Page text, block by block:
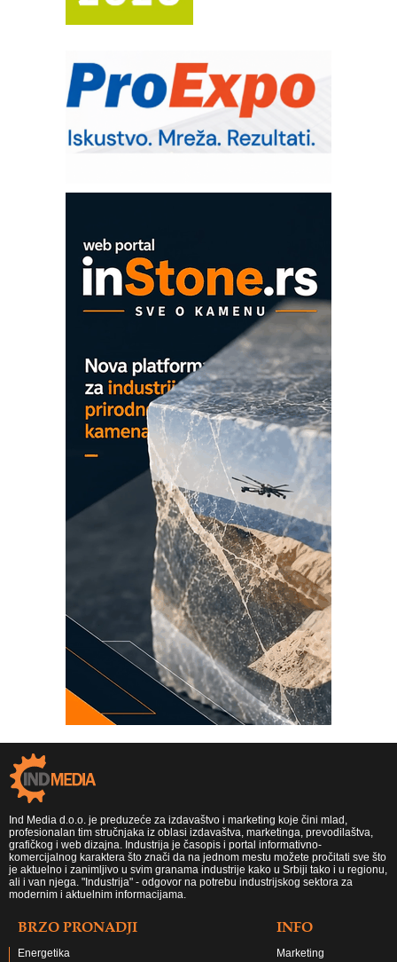
IB BLUMENAUER - više od 40 godina
poverenja u industriji
– Pametna signalizacija za efikasnije
upravljanje mašinama
Sigurnije ispitivanje transformatora u
solarnim elektranama i vetroparkovima
Pranje točkova na gradilištu- standard
Proizvodnja iC7 Hybrid 1500 VDC
COMBYPACK
EVOKS Maintenance Management
ROSA i SCHUNK podižu proizvodnju
Detekcija različitih oblika
Ind Media d.o.o. je preduzeće za izdavaštvo i marketing koje čini mlad,
profesionalan tim stručnjaka iz oblasi izdavaštva, marketinga, prevodilaštva,
grafičkog i web dizajna. Industrija je časopis i portal informativno-
komercijalnog karaktera što znači da na jednom mestu možete pročitati sve što
je aktuelno i zanimljivo u svim granama industrije kako u Srbiji tako i u regionu,
ali i van njega. "Industrija" - odgovor na potrebu industrijskog sektora za
modernim i aktuelnim informacijama.
BRZO PRONADJI
Energetika
INFO
Marketing